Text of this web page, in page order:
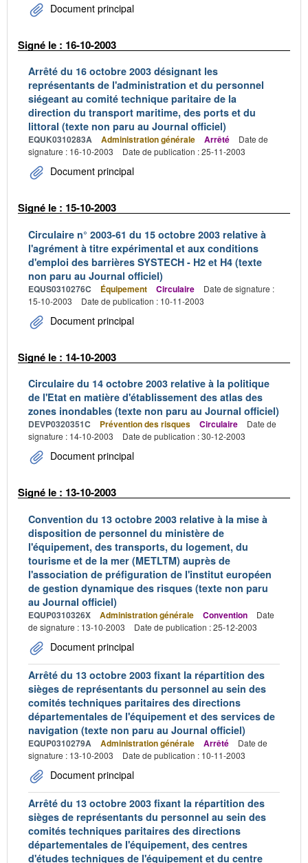
Document principal
Signé le : 16-10-2003
Arrêté du 16 octobre 2003 désignant les
représentants de l'administration et du personnel
siégeant au comité technique paritaire de la
direction du transport maritime, des ports et du
littoral (texte non paru au Journal officiel)
EQUK0310283A Administration générale Arrêté
Date de
signature : 16-10-2003
Date de publication : 25-11-2003
Document principal
Signé le : 15-10-2003
Circulaire n° 2003-61 du 15 octobre 2003 relative à
l'agrément à titre expérimental et aux conditions
d'emploi des barrières SYSTECH - H2 et H4 (texte
non paru au Journal officiel)
EQUS0310276C Équipement Circulaire
Date de signature :
15-10-2003
Date de publication : 10-11-2003
Document principal
Signé le : 14-10-2003
Circulaire du 14 octobre 2003 relative à la politique
de l'Etat en matière d'établissement des atlas des
zones inondables (texte non paru au Journal officiel)
DEVP0320351C Prévention des risques Circulaire
Date de
signature : 14-10-2003
Date de publication : 30-12-2003
Document principal
Signé le : 13-10-2003
Convention du 13 octobre 2003 relative à la mise à
disposition de personnel du ministère de
l'équipement, des transports, du logement, du
tourisme et de la mer (METLTM) auprès de
l'association de préfiguration de l'institut européen
de gestion dynamique des risques (texte non paru
au Journal officiel)
EQUP0310326X Administration générale Convention
Date
de signature : 13-10-2003
Date de publication : 25-12-2003
Document principal
Arrêté du 13 octobre 2003 fixant la répartition des
sièges de représentants du personnel au sein des
comités techniques paritaires des directions
départementales de l'équipement et des services de
navigation (texte non paru au Journal officiel)
EQUP0310279A Administration générale Arrêté
Date de
signature : 13-10-2003
Date de publication : 10-11-2003
Document principal
Arrêté du 13 octobre 2003 fixant la répartition des
sièges de représentants du personnel au sein des
comités techniques paritaires des directions
départementales de l'équipement, des centres
d'études techniques de l'équipement et du centre